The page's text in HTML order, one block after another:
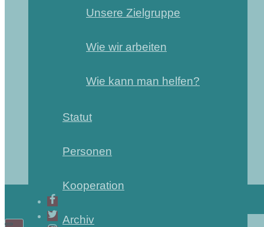
Unsere Zielgruppe
Wie wir arbeiten
Wie kann man helfen?
Statut
Personen
Kooperation
Archiv